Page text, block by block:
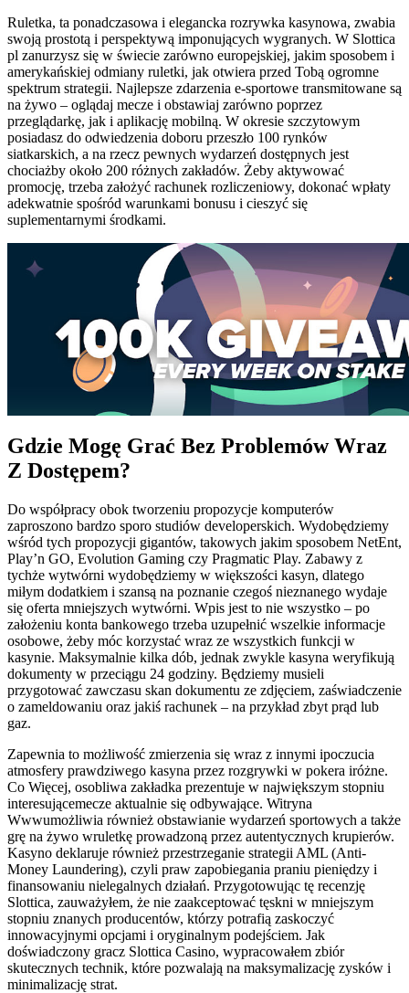
Ruletka, ta ponadczasowa i elegancka rozrywka kasynowa, zwabia
swoją prostotą i perspektywą imponujących wygranych. W Slottica
pl zanurzysz się w świecie zarówno europejskiej, jakim sposobem i
amerykańskiej odmiany ruletki, jak otwiera przed Tobą ogromne
spektrum strategii. Najlepsze zdarzenia e-sportowe transmitowane są
na żywo – oglądaj mecze i obstawiaj zarówno poprzez
przeglądarkę, jak i aplikację mobilną. W okresie szczytowym
posiadasz do odwiedzenia doboru przeszło 100 rynków
siatkarskich, a na rzecz pewnych wydarzeń dostępnych jest
chociażby około 200 różnych zakładów. Żeby aktywować
promocję, trzeba założyć rachunek rozliczeniowy, dokonać wpłaty
adekwatnie spośród warunkami bonusu i cieszyć się
suplementarnymi środkami.
Gdzіе Mоgę Grаć Bеz Рrоblеmów Wraz
Z Dоstęреm?
Do współpracy obok tworzeniu propozycje komputerów
zaproszono bardzo sporo studiów developerskich. Wydobędziemy
wśród tych propozycji gigantów, takowych jakim sposobem NetEnt,
Play’n GO, Evolution Gaming czy Pragmatic Play. Zabawy z
tychże wytwórni wydobędziemy w większości kasyn, dlatego
miłym dodatkiem i szansą na poznanie czegoś nieznanego wydaje
się oferta mniejszych wytwórni. Wpis jest to nie wszystko – po
założeniu konta bankowego trzeba uzupełnić wszelkie informacje
osobowe, żeby móc korzystać wraz ze wszystkich funkcji w
kasynie. Maksymalnie kilka dób, jednak zwykle kasyna weryfikują
dokumenty w przeciągu 24 godziny. Będziemy musieli
przygotować zawczasu skan dokumentu ze zdjęciem, zaświadczenie
o zameldowaniu oraz jakiś rachunek – na przykład zbyt prąd lub
gaz.
Zapewnia to możliwość zmierzenia się wraz z innymi ipoczucia
atmosfery prawdziwego kasyna przez rozgrywki w pokera iróżne.
Co Więcej, osobliwa zakładka prezentuje w największym stopniu
interesującemecze aktualnie się odbywające. Witryna
Wwwumożliwia również obstawianie wydarzeń sportowych a także
grę na żywo wruletkę prowadzoną przez autentycznych krupierów.
Kasyno deklaruje również przestrzeganie strategii AML (Anti-
Money Laundering), czyli praw zapobiegania praniu pieniędzy i
finansowaniu nielegalnych działań. Przygotowując tę recenzję
Slottica, zauważyłem, że nie zaakceptować tęskni w mniejszym
stopniu znanych producentów, którzy potrafią zaskoczyć
innowacyjnymi opcjami i oryginalnym podejściem. Jak
doświadczony gracz Slottica Casino, wypracowałem zbiór
skutecznych technik, które pozwalają na maksymalizację zysków i
minimalizację strat.